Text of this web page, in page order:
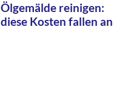
Ölgemälde reinigen:
diese Kosten fallen an